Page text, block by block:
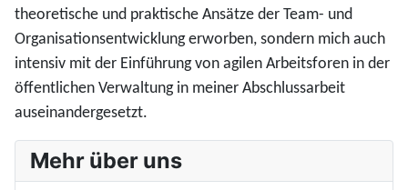
theoretische und praktische Ansätze der Team- und
Organisationsentwicklung erworben, sondern mich auch
intensiv mit der Einführung von agilen Arbeitsforen in der
öffentlichen Verwaltung in meiner Abschlussarbeit
auseinandergesetzt.
Mehr über uns